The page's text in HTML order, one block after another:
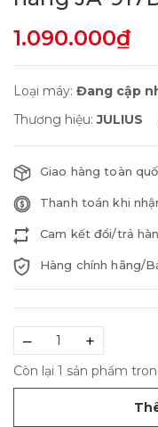
1.090.000₫
Loại máy: Đang cập
Thương hiệu:JULIUS
Giao hàng toàn
Thanh toán khi
Cam kết đổi/trả
Hàng chính hãng/
– +
Còn lại 1 sản phẩm